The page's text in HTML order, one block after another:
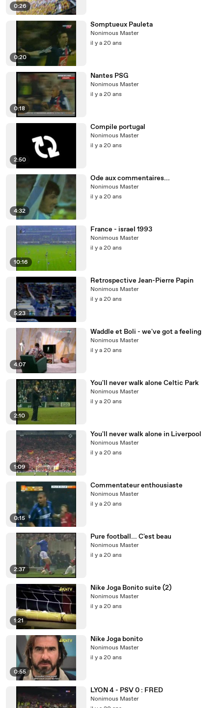
0:26
0:20
Somptueux Pauleta
Nonimous Master
il y a 20 ans
0:18
Nantes PSG
Nonimous Master
il y a 20 ans
2:50
Compile portugal
Nonimous Master
il y a 20 ans
4:32
Ode aux commentaires...
Nonimous Master
il y a 20 ans
10:16
France - israel 1993
Nonimous Master
il y a 20 ans
5:23
Retrospective Jean-Pierre Papin
Nonimous Master
il y a 20 ans
4:07
Waddle et Boli - we've got a feeling
Nonimous Master
il y a 20 ans
2:10
You'll never walk alone Celtic Park
Nonimous Master
il y a 20 ans
1:09
You'll never walk alone in Liverpool
Nonimous Master
il y a 20 ans
0:15
Commentateur enthousiaste
Nonimous Master
il y a 20 ans
2:37
Pure football... C'est beau
Nonimous Master
il y a 20 ans
1:21
Nike Joga Bonito suite (2)
Nonimous Master
il y a 20 ans
0:55
Nike Joga bonito
Nonimous Master
il y a 20 ans
LYON 4 - PSV 0 : FRED
Nonimous Master